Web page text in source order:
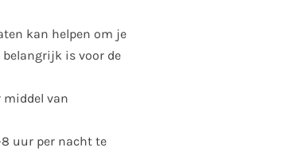
kan helpen om je
is voor de
middel van
8 uur per nacht te